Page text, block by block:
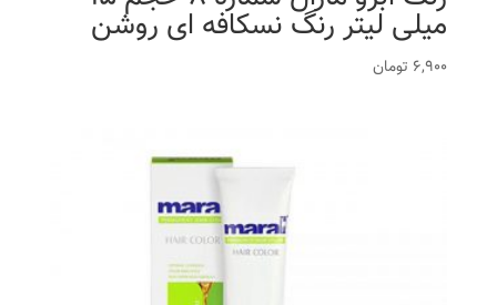
میلی لیتر رنگ نسکافه ای روشن
6,900 تومان